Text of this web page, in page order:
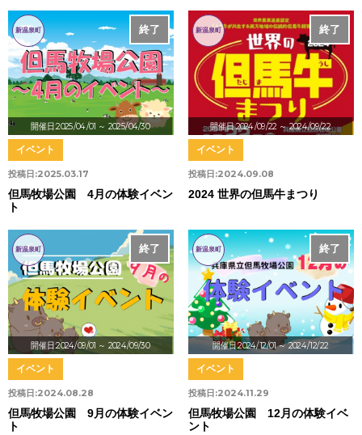
開催日:2025/04/01 ～ 2025/04/30
終了
新温泉町
投稿日:2025.03.17
イベント
但馬牧場公園 4月の体験イベン
ト
開催日:2024/09/22 ～ 2024/09/22
終了
新温泉町
投稿日:2024.09.08
イベント
2024 世界の但馬牛まつり
開催日:2024/09/01 ～ 2024/09/30
終了
新温泉町
投稿日:2024.08.28
イベント
但馬牧場公園 9月の体験イベン
ト
開催日:2024/12/01～ 2024/12/22
終了
新温泉町
投稿日:2024.11.29
イベント
但馬牧場公園 12月の体験イベ
ント